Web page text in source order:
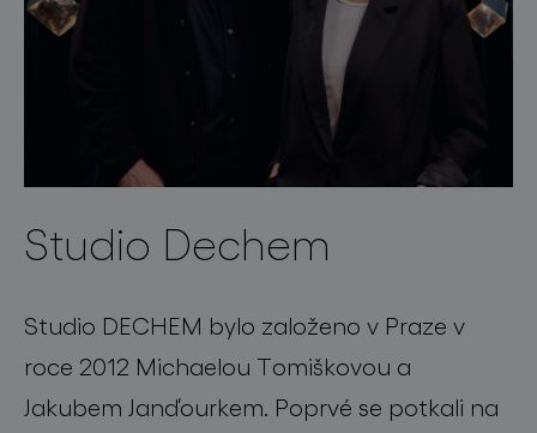
Studio Dechem
Studio DECHEM bylo založeno v Praze v
roce 2012 Michaelou Tomiškovou a
Jakubem Janďourkem. Poprvé se potkali na